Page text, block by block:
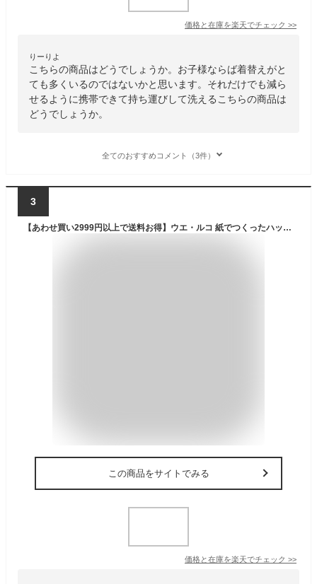
価格と在庫を楽天でチェック >>
りーりよ
こちらの商品はどうでしょうか。お子様ならば着替えがと
ても多くいるのではないかと思います。それだけでも減ら
せるように携帯できて持ち運びして洗えるこちらの商品は
どうでしょうか。
全てのおすすめコメント（3件）
3
【あわせ買い2999円以上で送料お得】ウエ・ルコ 紙でつくったハッカの虫よけ 屋外用 100g
この商品をサイトでみる
価格と在庫を楽天でチェック >>